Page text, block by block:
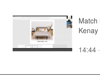
Match
Kenay
14:44